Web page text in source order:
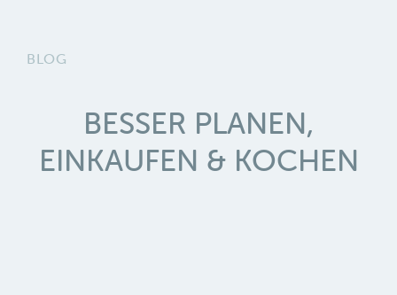
BLOG
BESSER PLANEN,
EINKAUFEN & KOCHEN